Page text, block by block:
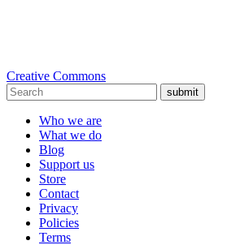
Creative Commons
submit
Who we are
What we do
Blog
Support us
Store
Contact
Privacy
Policies
Terms